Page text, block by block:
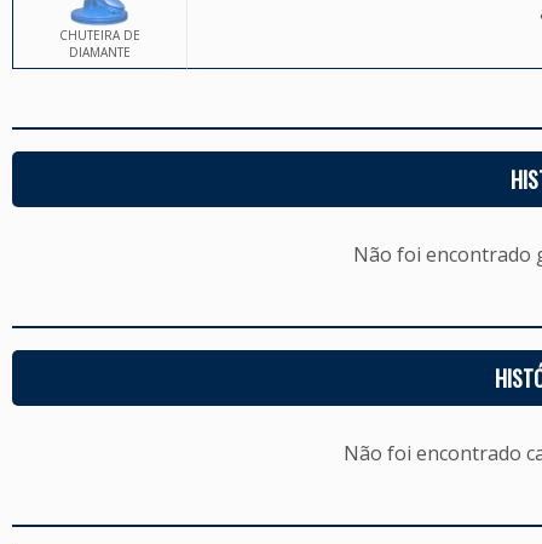
CHUTEIRA DE
DIAMANTE
Não foi encontrado
Não foi encontrado